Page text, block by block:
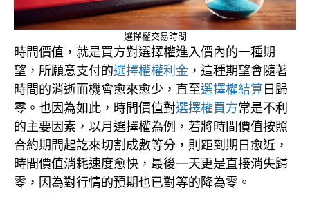
選擇權交易時間
時間價值，就是買方對選擇權進入價內的一種期
望，所願意支付的選擇權權利金 ，這種期望會隨著
時間的消逝而機會愈來愈少，直至選擇權結算日歸
零。也因為如此，時間價值對選擇權買方常是不利
的主要因素，以月選擇權為例，若將時間價值按照
合約期間起訖來切割成數等分，則距到期日愈近，
時間價值消耗速度愈快，最後一天更是直接消失歸
零，因為對行情的預期也已對等的降為零。